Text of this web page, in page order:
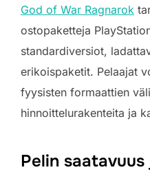
God of War Ragnarok
ostopaketteja
standardiversiot,
erikoispaketit. Pelaajat
fyysisten formaattien
hinnoittelurakenteita ja
Pelin